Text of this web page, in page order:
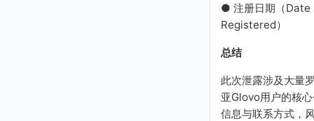
● 注册日期（Date
Registered）
总结
此次泄露涉及大量
亚Glovo用户的核
信息与联系方式，